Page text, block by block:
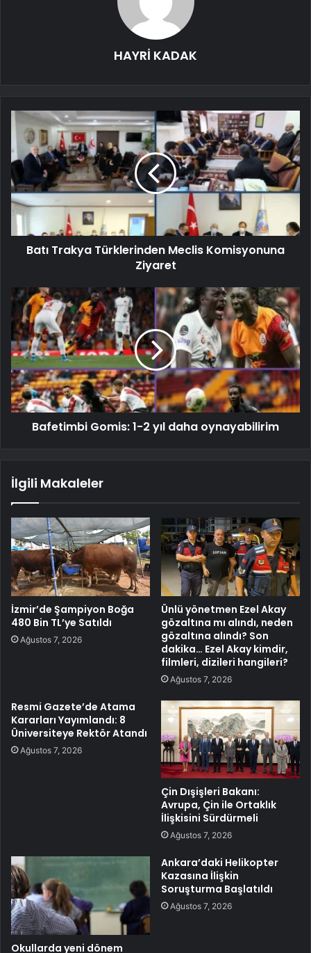
HAYRİ KADAK
Batı Trakya Türklerinden Meclis Komisyonuna
Ziyaret
Bafetimbi Gomis: 1-2 yıl daha oynayabilirim
İlgili Makaleler
İzmir’de Şampiyon Boğa
480 Bin TL’ye Satıldı
Ağustos 7, 2026
Ünlü yönetmen Ezel Akay
gözaltına mı alındı, neden
gözaltına alındı? Son
dakika… Ezel Akay kimdir,
filmleri, dizileri hangileri?
Ağustos 7, 2026
Resmi Gazete’de Atama
Kararları Yayımlandı: 8
Üniversiteye Rektör Atandı
Ağustos 7, 2026
Çin Dışişleri Bakanı:
Avrupa, Çin ile Ortaklık
İlişkisini Sürdürmeli
Ağustos 7, 2026
Okullarda yeni dönem
Ankara’daki Helikopter
Kazasına İlişkin
Soruşturma Başlatıldı
Ağustos 7, 2026